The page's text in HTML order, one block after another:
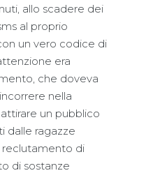
allo scadere dei
al proprio
un vero codice di
era
che doveva
nella
un pubblico
dalle ragazze
reclutamento di
di sostanze